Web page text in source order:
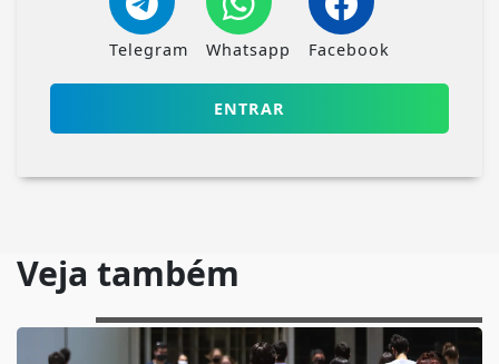
Telegram Whatsapp Facebook
ENTRAR
Veja também